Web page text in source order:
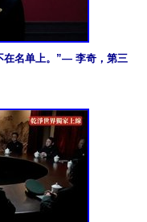
名单上。”— 李奇，第三